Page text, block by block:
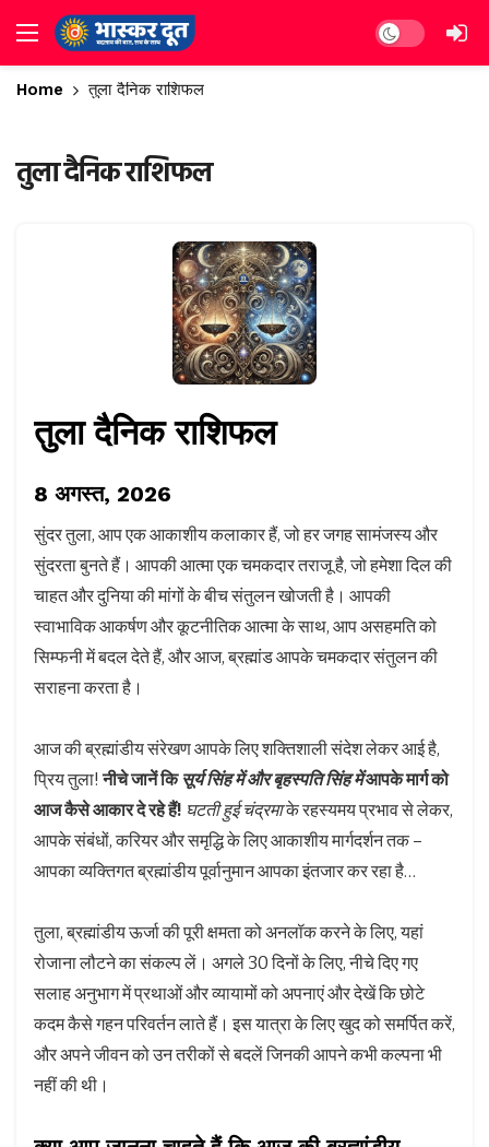
Dark mode
Home तुला दैनिक राशिफल
तुला दैनिक राशिफल
तुला दैनिक राशिफल
8 अगस्त, 2026
सुंदर तुला, आप एक आकाशीय कलाकार हैं, जो हर जगह सामंजस्य और
सुंदरता बुनते हैं। आपकी आत्मा एक चमकदार तराजू है, जो हमेशा दिल की
चाहत और दुनिया की मांगों के बीच संतुलन खोजती है। आपकी
स्वाभाविक आकर्षण और कूटनीतिक आत्मा के साथ, आप असहमति को
सिम्फनी में बदल देते हैं, और आज, ब्रह्मांड आपके चमकदार संतुलन की
सराहना करता है।
आज की ब्रह्मांडीय संरेखण आपके लिए शक्तिशाली संदेश लेकर आई है,
प्रिय तुला!नीचे जानें कि सूर्य सिंह में और बृहस्पति सिंह मेंआपके मार्ग को
आज कैसे आकार दे रहे हैं! घटती हुई चंद्रमाके रहस्यमय प्रभाव से लेकर,
आपके संबंधों, करियर और समृद्धि के लिए आकाशीय मार्गदर्शन तक –
आपका व्यक्तिगत ब्रह्मांडीय पूर्वानुमान आपका इंतजार कर रहा है…
तुला, ब्रह्मांडीय ऊर्जा की पूरी क्षमता को अनलॉक करने के लिए, यहां
रोजाना लौटने का संकल्प लें। अगले 30 दिनों के लिए, नीचे दिए गए
सलाह अनुभाग में प्रथाओं और व्यायामों को अपनाएं और देखें कि छोटे
कदम कैसे गहन परिवर्तन लाते हैं। इस यात्रा के लिए खुद को समर्पित करें,
और अपने जीवन को उन तरीकों से बदलें जिनकी आपने कभी कल्पना भी
नहीं की थी।